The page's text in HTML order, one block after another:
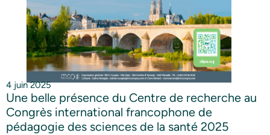
4 juin 2025
Une belle présence du Centre de recherche au
Congrès international francophone de
pédagogie des sciences de la santé 2025